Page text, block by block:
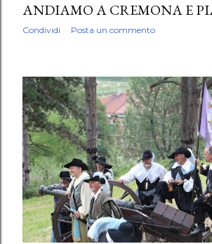
ANDIAMO A CREMONA E
Condividi Posta un commento